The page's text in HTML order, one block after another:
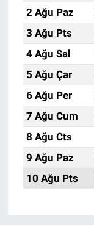
2 Ağu Paz
3 Ağu Pts
4 Ağu Sal
5 Ağu Çar
6 Ağu Per
7 Ağu Cum
8 Ağu Cts
9 Ağu Paz
10 Ağu Pts